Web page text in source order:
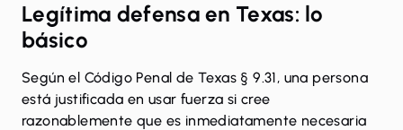
Legítima defensa en Texas: lo
básico
Según el Código Penal de Texas § 9.31, una persona
está justificada en usar fuerza si cree
razonablemente que es inmediatamente necesaria